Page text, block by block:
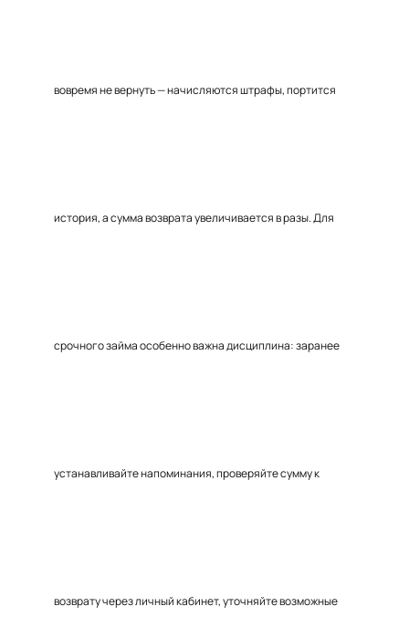
вовремя не вернуть — начисляются штрафы, портится
история, а сумма возврата увеличивается в разы. Для
срочного займа особенно важна дисциплина: заранее
устанавливайте напоминания, проверяйте сумму к
возврату через личный кабинет, уточняйте возможные